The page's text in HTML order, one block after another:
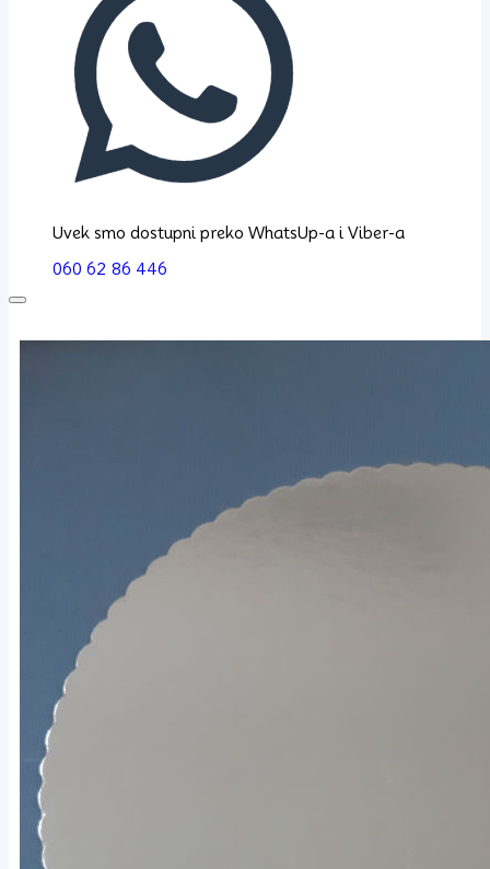
Uvek smo dostupni preko WhatsUp-a i Viber-a
060 62 86 446